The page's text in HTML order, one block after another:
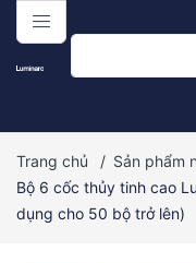
menu
Trang chủ / Sản phẩm
Bộ 6 cốc thủy tinh cao
dụng cho 50 bộ trở lên)